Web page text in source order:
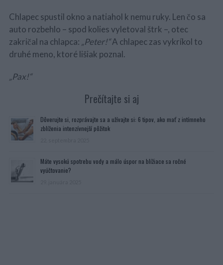
Chlapec spustil okno a natiahol k nemu ruky. Len čo sa
auto rozbehlo – spod kolies vyletoval štrk –, otec
zakričal na chlapca: „Peter!“A chlapec zas vykríkol to
druhé meno, ktoré lišiak poznal.
„Pax!“
Prečítajte si aj
Dôverujte si, rozprávajte sa a užívajte si: 6 tipov, ako mať z intímneho
zblíženia intenzívnejší pôžitok
Máte vysokú spotrebu vody a málo úspor na blížiace sa ročné
vyúčtovanie?